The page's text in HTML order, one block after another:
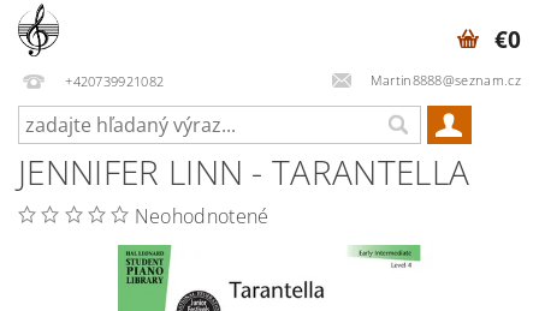
+420739921082 Martin8888@seznam.cz
€0
JENNIFER LINN - TARANTELLA
Neohodnotené